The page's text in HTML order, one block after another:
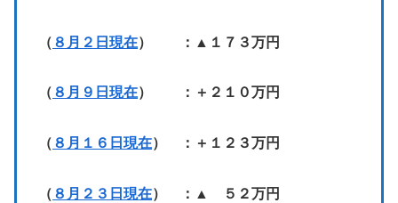
（ ８月２日現在） ：▲１７３万円
（ ８月９日現在） ：＋２１０万円
（ ８月１６日現在） ：＋１２３万円
（ ８月２３日現在） ：▲ ５２万円